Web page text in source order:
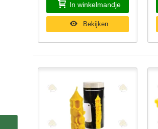
In winkelmandje
Bekijken